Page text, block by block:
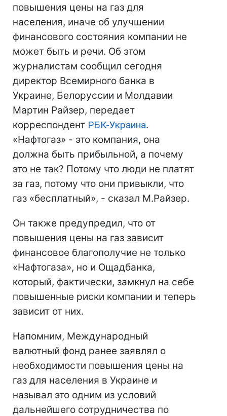
повышения цены на газ для
населения, иначе об улучшении
финансового состояния компании не
может быть и речи. Об этом
журналистам сообщил сегодня
директор Всемирного банка в
Украине, Белоруссии и Молдавии
Мартин Райзер, передает
корреспондент РБК-Украина.
«Нафтогаз» - это компания, она
должна быть прибыльной, а почему
это не так? Потому что люди не платят
за газ, потому что они привыкли, что
газ «бесплатный», - сказал М.Райзер.
Он также предупредил, что от
повышения цены на газ зависит
финансовое благополучие не только
«Нафтогаза», но и Ощадбанка,
который, фактически, замкнул на себе
повышенные риски компании и теперь
зависит от них.
Напомним, Международный
валютный фонд ранее заявлял о
необходимости повышения цены на
газ для населения в Украине и
называл это одним из условий
дальнейшего сотрудничества по